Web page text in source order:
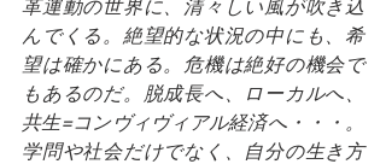
革運動の世界に、清々しい風が吹き込
んでくる。絶望的な状況の中にも、希
望は確かにある。危機は絶好の機会で
もあるのだ。脱成長へ、ローカルへ、
共生=コンヴィヴィアル経済へ・・・。
学問や社会だけでなく、自分の生き方